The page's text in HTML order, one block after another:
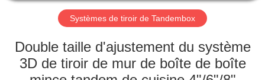
NOUS
VISITE
D'USINE
Systèmes de tiroir de Tandembox
Double taille d'ajustement du système
3D de tiroir de mur de boîte de boîte